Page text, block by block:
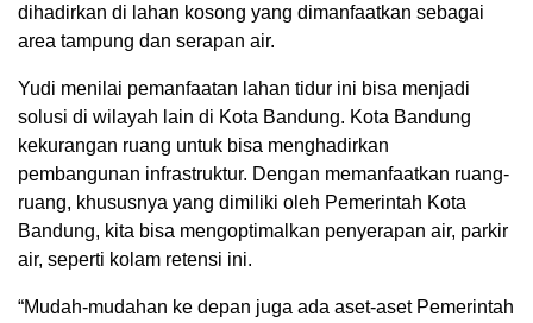
dihadirkan di lahan kosong yang dimanfaatkan sebagai
area tampung dan serapan air.
Yudi menilai pemanfaatan lahan tidur ini bisa menjadi
solusi di wilayah lain di Kota Bandung. Kota Bandung
kekurangan ruang untuk bisa menghadirkan
pembangunan infrastruktur. Dengan memanfaatkan ruang-
ruang, khususnya yang dimiliki oleh Pemerintah Kota
Bandung, kita bisa mengoptimalkan penyerapan air, parkir
air, seperti kolam retensi ini.
“Mudah-mudahan ke depan juga ada aset-aset Pemerintah